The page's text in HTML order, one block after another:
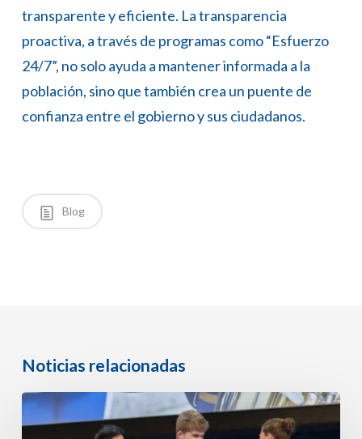
transparente y eficiente. La transparencia
proactiva, a través de programas como “Esfuerzo
24/7”, no solo ayuda a mantener informada a la
población, sino que también crea un puente de
confianza entre el gobierno y sus ciudadanos.
Blog
Noticias relacionadas
‘Limpiar’